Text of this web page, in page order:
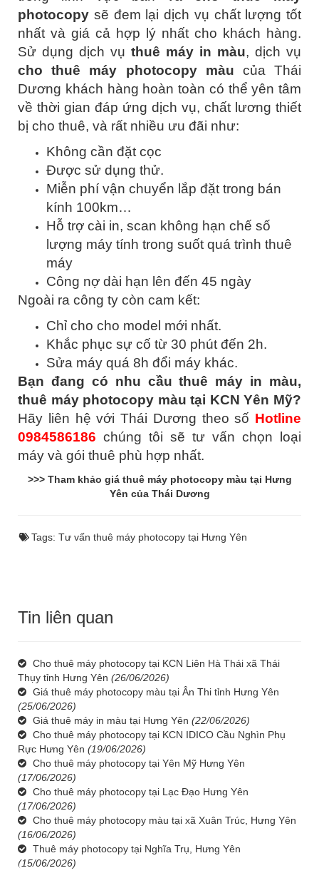
photocopy sẽ đem lại dịch vụ chất lượng tốt
nhất và giá cả hợp lý nhất cho khách hàng.
Sử dụng dịch vụ thuê máy in màu, dịch vụ
cho thuê máy photocopy màu của Thái
Dương khách hàng hoàn toàn có thể yên tâm
về thời gian đáp ứng dịch vụ, chất lương thiết
bị cho thuê, và rất nhiều ưu đãi như:
Không cần đặt cọc
Được sử dụng thử.
Miễn phí vận chuyển lắp đặt trong bán
kính 100km…
Hỗ trợ cài in, scan không hạn chế số
lượng máy tính trong suốt quá trình thuê
máy
Công nợ dài hạn lên đến 45 ngày
Ngoài ra công ty còn cam kết:
Chỉ cho cho model mới nhất.
Khắc phục sự cố từ 30 phút đến 2h.
Sửa máy quá 8h đổi máy khác.
Bạn đang có nhu cầu thuê máy in màu,
thuê máy photocopy màu tại KCN Yên Mỹ?
Hãy liên hệ với Thái Dương theo số Hotline
0984586186 chúng tôi sẽ tư vấn chọn loại
máy và gói thuê phù hợp nhất.
>>> Tham khảo giá thuê máy photocopy màu tại Hưng
Yên của Thái Dương
Tags: Tư vấn thuê máy photocopy tại Hưng Yên
Tin liên quan
Cho thuê máy photocopy tại KCN Liên Hà Thái xã Thái
Thụy tỉnh Hưng Yên (26/06/2026)
Giá thuê máy photocopy màu tại Ân Thi tỉnh Hưng Yên
(25/06/2026)
Giá thuê máy in màu tại Hưng Yên (22/06/2026)
Cho thuê máy photocopy tại KCN IDICO Cầu Nghìn Phụ
Rực Hưng Yên (19/06/2026)
Cho thuê máy photocopy tại Yên Mỹ Hưng Yên
(17/06/2026)
Cho thuê máy photocopy tại Lạc Đạo Hưng Yên
(17/06/2026)
Cho thuê máy photocopy màu tại xã Xuân Trúc, Hưng Yên
(16/06/2026)
Thuê máy photocopy tại Nghĩa Trụ, Hưng Yên
(15/06/2026)